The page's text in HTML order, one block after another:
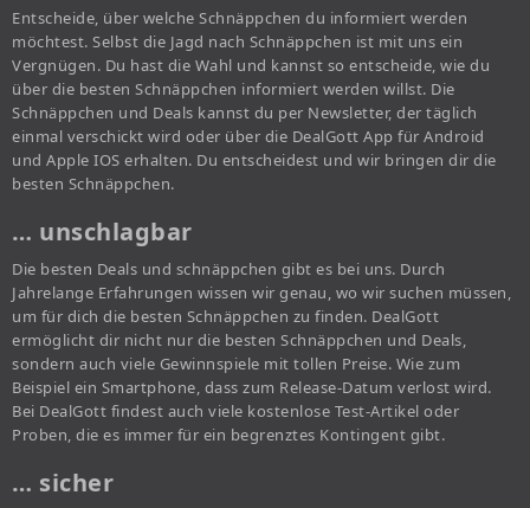
Entscheide, über welche Schnäppchen du informiert werden
möchtest. Selbst die Jagd nach Schnäppchen ist mit uns ein
Vergnügen. Du hast die Wahl und kannst so entscheide, wie du
über die besten Schnäppchen informiert werden willst. Die
Schnäppchen und Deals kannst du per Newsletter, der täglich
einmal verschickt wird oder über die DealGott App für Android
und Apple IOS erhalten. Du entscheidest und wir bringen dir die
besten Schnäppchen.
… unschlagbar
Die besten Deals und schnäppchen gibt es bei uns. Durch
Jahrelange Erfahrungen wissen wir genau, wo wir suchen müssen,
um für dich die besten Schnäppchen zu finden. DealGott
ermöglicht dir nicht nur die besten Schnäppchen und Deals,
sondern auch viele Gewinnspiele mit tollen Preise. Wie zum
Beispiel ein Smartphone, dass zum Release-Datum verlost wird.
Bei DealGott findest auch viele kostenlose Test-Artikel oder
Proben, die es immer für ein begrenztes Kontingent gibt.
… sicher